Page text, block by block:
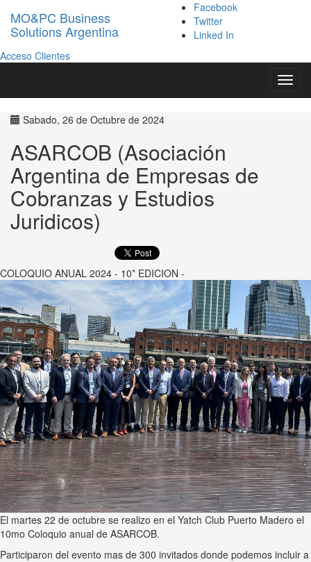
MO&PC Business
Solutions Argentina
Facebook
Twitter
Linked In
Acceso Clientes
Sabado, 26 de Octubre de 2024
ASARCOB (Asociación
Argentina de Empresas de
Cobranzas y Estudios
Juridicos)
COLOQUIO ANUAL 2024 - 10* EDICION -
El martes 22 de octubre se realizo en el Yatch Club Puerto Madero el
10mo Coloquio anual de ASARCOB.
Participaron del evento mas de 300 invitados donde podemos incluir a